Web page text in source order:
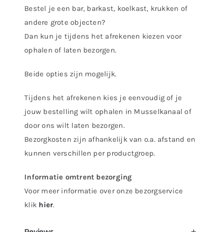
hour
aantal
Bestel je een bar, barkast, koelkast, krukken of
andere grote objecten?
Dan kun je tijdens het afrekenen kiezen voor
ophalen of laten bezorgen.
Beide opties zijn mogelijk.
Tijdens het afrekenen kies je eenvoudig of je
jouw bestelling wilt ophalen in Musselkanaal of
door ons wilt laten bezorgen.
Bezorgkosten zijn afhankelijk van o.a. afstand en
kunnen verschillen per productgroep.
Informatie omtrent bezorging
Voor meer informatie over onze bezorgservice
klik hier.